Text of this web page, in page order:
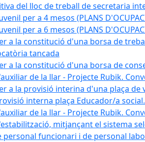
del lloc de treball de secretaria
per a 4 mesos (PLANS
per a 6 mesos (PLANS
a la constitució d'una borsa de
tancada
a la constitució d'una borsa de
de la llar - Projecte Rubik.
a la provisió interina d'una plaça
interna plaça Educador/a
de la llar - Projecte Rubik.
mitjançant el sistema
personal funcionari i de personal